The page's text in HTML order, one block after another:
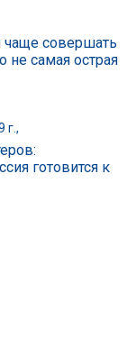
совершать
не самая острая
г.,
готовится к